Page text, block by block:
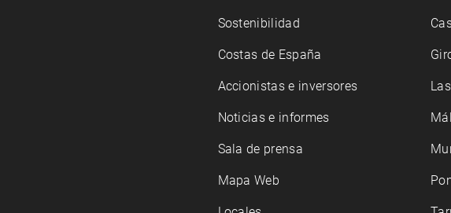
Sostenibilidad
Costas de España
Accionistas e inversores
Noticias e informes
Sala de prensa
Mapa Web